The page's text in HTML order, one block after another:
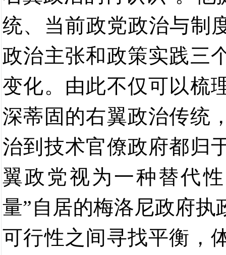
统、当前政党政治与制
政治主张和政策实践三
变化。由此不仅可以梳
深蒂固的右翼政治传统
治到技术官僚政府都归
翼政党视为一种替代
量”自居的梅洛尼政府执
可行性之间寻找平衡，